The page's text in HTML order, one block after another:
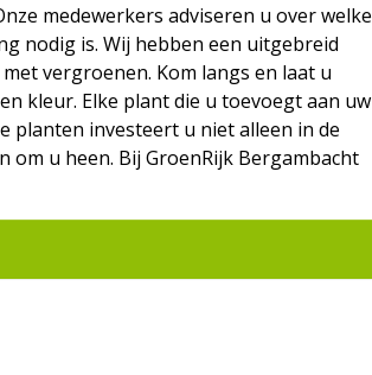
medewerkers adviseren u over welke
nodig is. Wij hebben een uitgebreid
vergroenen. Kom langs en laat u
kleur. Elke plant die u toevoegt aan uw
planten investeert u niet alleen in de
u heen. Bij GroenRijk Bergambacht